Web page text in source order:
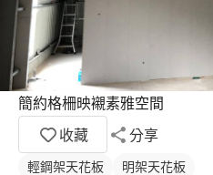
簡約格柵映襯素雅空間
收藏
分享
輕鋼架天花板
明架天花板